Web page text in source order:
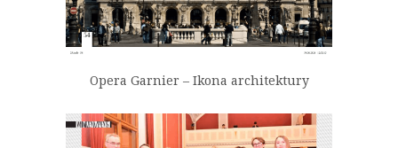
Opera Garnier – Ikona architektury